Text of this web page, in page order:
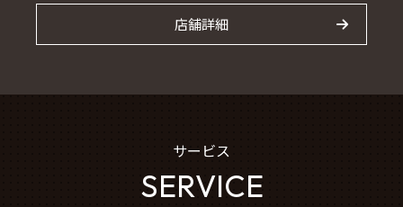
店舗詳細
サービス
SERVICE